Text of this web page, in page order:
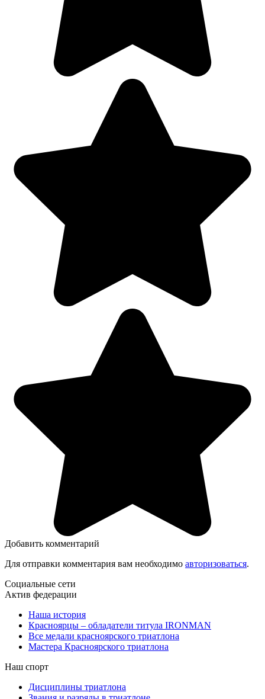
Добавить комментарий
Для отправки комментария вам необходимо авторизоваться.
Социальные сети
Актив федерации
Наша история
Красноярцы – обладатели титула IRONMAN
Все медали красноярского триатлона
Мастера Красноярского триатлона
Наш спорт
Дисциплины триатлона